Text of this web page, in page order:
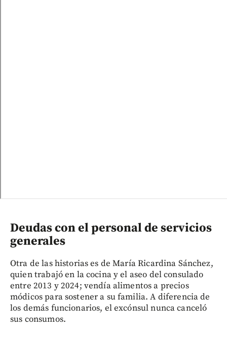
Deudas con el personal de servicios
generales
Otra de las historias es de María Ricardina Sánchez,
quien trabajó en la cocina y el aseo del consulado
entre 2013 y 2024; vendía alimentos a precios
módicos para sostener a su familia. A diferencia de
los demás funcionarios, el excónsul nunca canceló
sus consumos.